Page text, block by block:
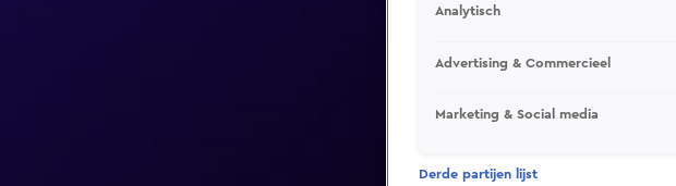
Video
Analytisch
Advertising & Commercieel
Marketing & Social media
Derde partijen lijst